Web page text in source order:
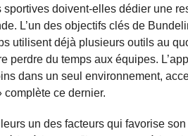
doivent-elles dédier une
L’un des objectifs clés de
utilisent déjà plusieurs outils au
du temps aux équipes.
dans un seul environnement,
ce dernier.
un des facteurs qui favorise